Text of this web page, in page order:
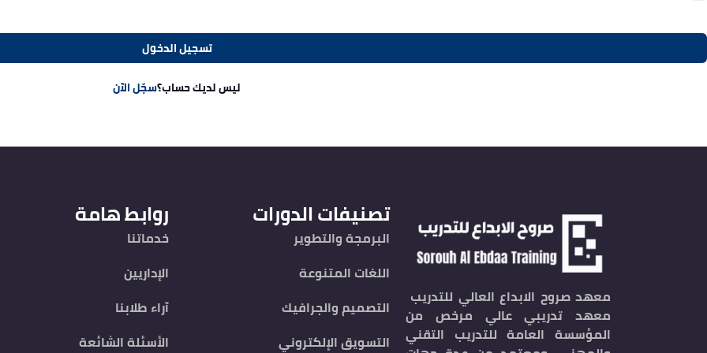
تسجيل الدخول
ليس لديك حساب؟سجّل الآن
معهد صروح الابداع العالي للتدريب
معهد تدريبي عالي مرخص من
المؤسسة العامة للتدريب التقني
تصنيفات الدورات
البرمجة والتطوير
اللغات المتنوعة
التصميم والجرافيك
التسويق الإلكتروني
روابط هامة
خدماتنا
الإداريين
آراء طلابنا
الأسئلة الشائعة